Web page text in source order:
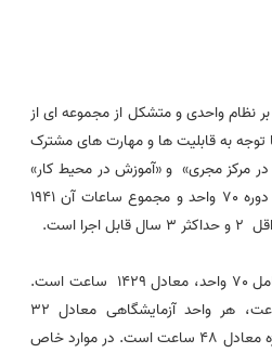
نظام واحدی و متشکل از مجموعه ای از
به قابلیت ها و مهارت های مشترک
مرکز مجری» و «آموزش در محیط کار»
تقسیم می شود. مجموع این دوره 70 واحد و مجموع ساعات آن 1941
است.
بخش آموزش در مرکز مجری شامل 70 واحد، معادل 1429 ساعت است.
هر واحد نظری معادل 16 ساعت، هر واحد آزمایشگاهی معادل 32
ساعت، هر واحد کارگاهی و پروژه معادل 48 ساعت است. در موارد خاص